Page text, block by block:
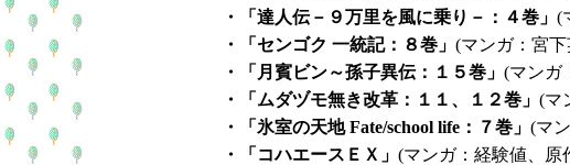
・「達人伝－９万里を風に乗り－：４巻」 (
・「センゴク 一統記：８巻」 (マンガ：宮
・「月賓ビン～孫子異伝：１５巻」 (マンガ
・「ムダヅモ無き改革：１１、１２巻」 (マ
・「氷室の天地 Fate/school life：７巻」 (マ
・「コハエースＥＸ」 (マンガ：経験値、原